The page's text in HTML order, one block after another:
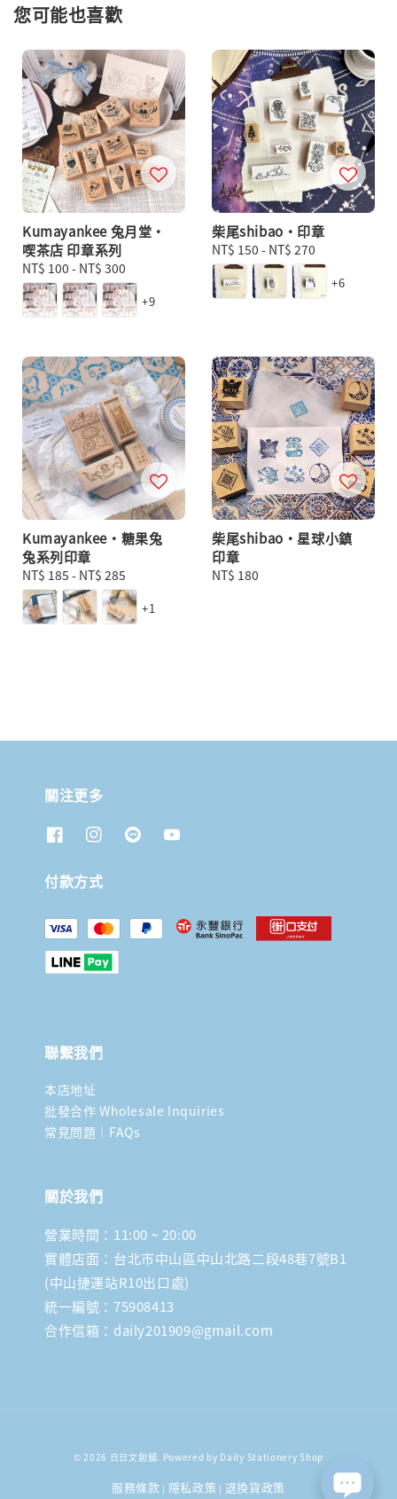
您可能也喜歡
Kumayankee 兔月堂・
喫茶店 印章系列
Regular
price
NT$ 100 - NT$ 300
+9
柴尾shibao・印章
Regular
price
NT$ 150 - NT$ 270
+6
Kumayankee・糖果兔
兔系列印章
Regular
price
NT$ 185 - NT$ 285
+1
柴尾shibao・星球小鎮
印章
Regular
NT$ 180
關注更多
付款方式
聯繫我們
本店地址
批發合作 Wholesale Inquiries
常見問題｜FAQs
關於我們
營業時間：11:00 ~ 20:00
實體店面：台北市中山區中山北路二段48巷7號B1
(中山捷運站R10出口處)
統一編號：75908413
合作信箱：daily201909@gmail.com
© 2026 日日文創舖. Powered by Daily Stationery Shop
服務條款 | 隱私政策 | 退換貨政策